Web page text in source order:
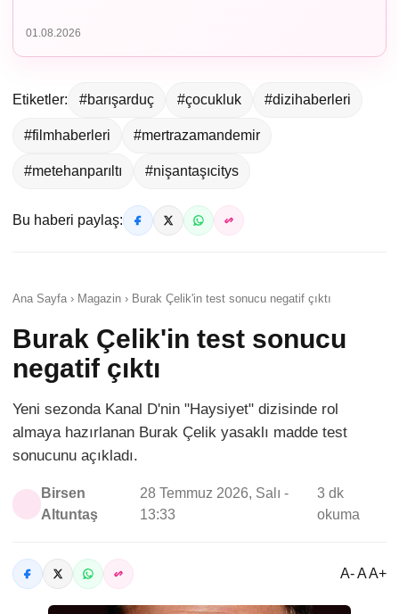
01.08.2026
Etiketler: #barışarduç #çocukluk #dizihaberleri
#filmhaberleri #mertrazamandemir
#metehanparıltı #nişantaşıcitys
Bu haberi paylaş:
Ana Sayfa › Magazin › Burak Çelik'in test sonucu negatif çıktı
Burak Çelik'in test sonucu
negatif çıktı
Yeni sezonda Kanal D'nin "Haysiyet" dizisinde rol
almaya hazırlanan Burak Çelik yasaklı madde test
sonucunu açıkladı.
Birsen
Altuntaş
28 Temmuz 2026, Salı -
13:33
3 dk
okuma
A- A A+